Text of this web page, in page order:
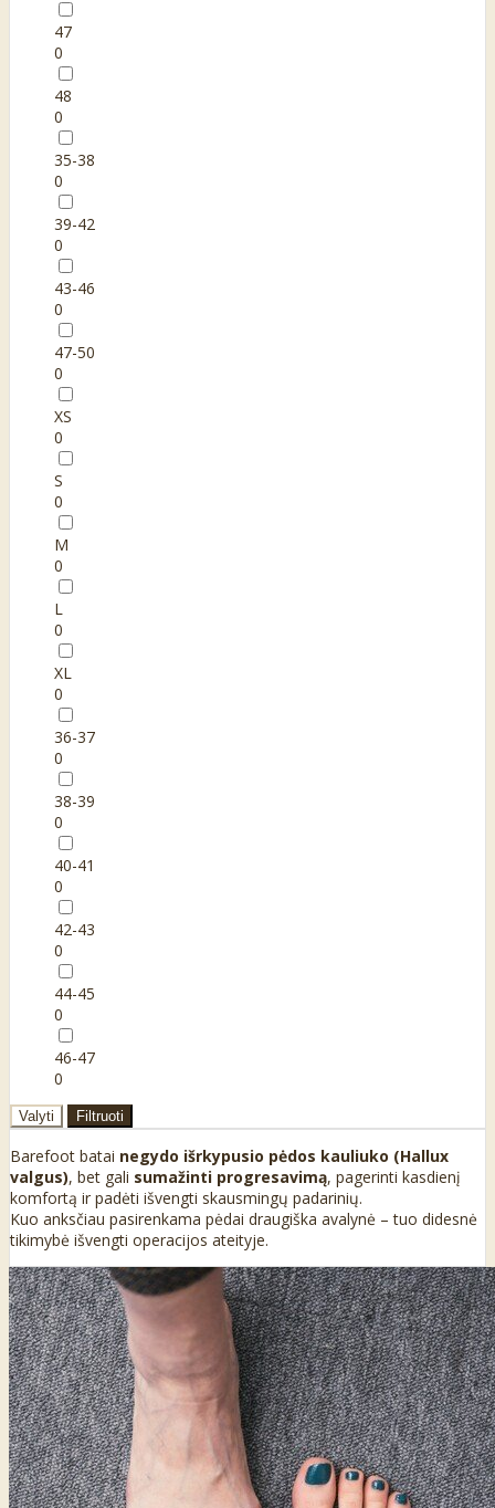
47
0
48
0
35-38
0
39-42
0
43-46
0
47-50
0
XS
0
S
0
M
0
L
0
XL
0
36-37
0
38-39
0
40-41
0
42-43
0
44-45
0
46-47
0
Valyti Filtruoti
Barefoot batai negydo išrkypusio pėdos kauliuko (Hallux
valgus), bet gali sumažinti progresavimą, pagerinti kasdienį
komfortą ir padėti išvengti skausmingų padarinių.
Kuo anksčiau pasirenkama pėdai draugiška avalynė – tuo didesnė
tikimybė išvengti operacijos ateityje.